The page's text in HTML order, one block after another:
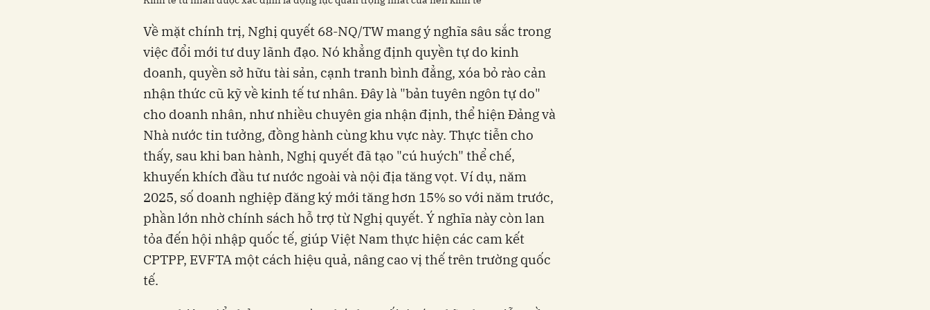
Về mặt chính trị, Nghị quyết 68-NQ/TW mang ý nghĩa sâu sắc trong
việc đổi mới tư duy lãnh đạo. Nó khẳng định quyền tự do kinh
doanh, quyền sở hữu tài sản, cạnh tranh bình đẳng, xóa bỏ rào cản
nhận thức cũ kỹ về kinh tế tư nhân. Đây là "bản tuyên ngôn tự do"
cho doanh nhân, như nhiều chuyên gia nhận định, thể hiện Đảng và
Nhà nước tin tưởng, đồng hành cùng khu vực này. Thực tiễn cho
thấy, sau khi ban hành, Nghị quyết đã tạo "cú huých" thể chế,
khuyến khích đầu tư nước ngoài và nội địa tăng vọt. Ví dụ, năm
2025, số doanh nghiệp đăng ký mới tăng hơn 15% so với năm trước,
phần lớn nhờ chính sách hỗ trợ từ Nghị quyết. Ý nghĩa này còn lan
tỏa đến hội nhập quốc tế, giúp Việt Nam thực hiện các cam kết
CPTPP, EVFTA một cách hiệu quả, nâng cao vị thế trên trường quốc
tế.